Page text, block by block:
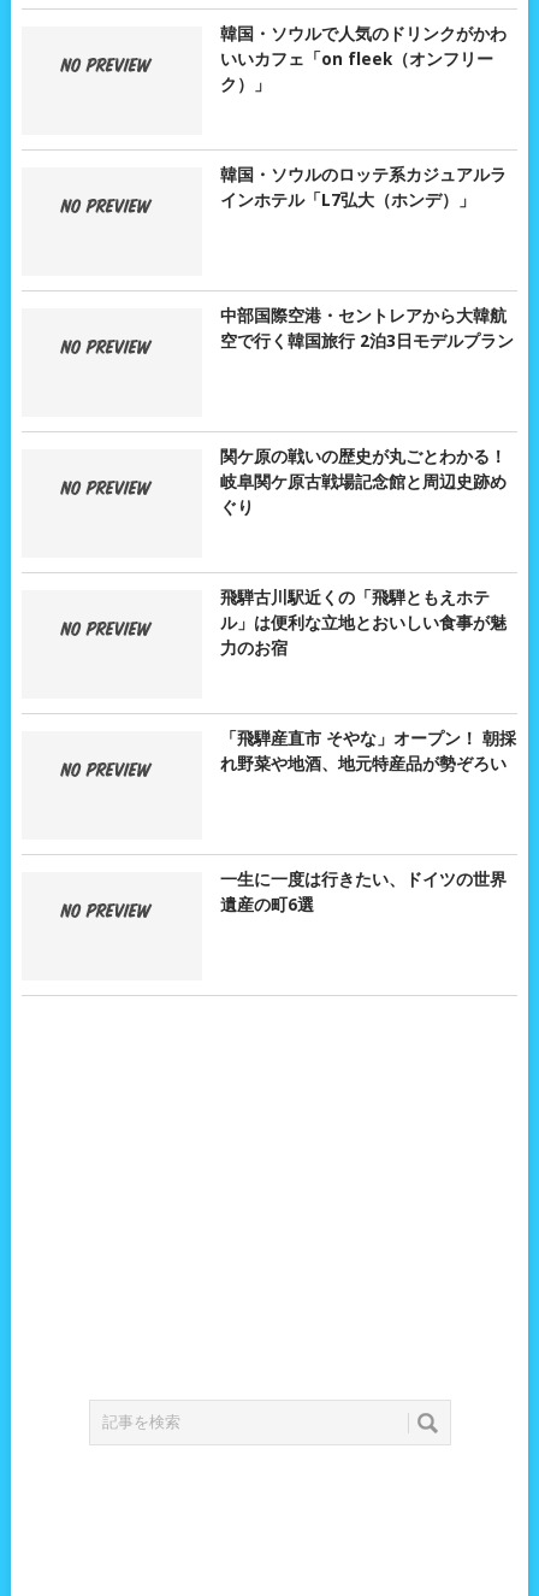
韓国・ソウルで人気のドリンクがかわ
いいカフェ「on fleek（オンフリー
ク）」
韓国・ソウルのロッテ系カジュアルラ
インホテル「L7弘大（ホンデ）」
中部国際空港・セントレアから大韓航
空で行く韓国旅行 2泊3日モデルプラン
関ケ原の戦いの歴史が丸ごとわかる！
岐阜関ケ原古戦場記念館と周辺史跡め
ぐり
飛騨古川駅近くの「飛騨ともえホテ
ル」は便利な立地とおいしい食事が魅
力のお宿
「飛騨産直市 そやな」オープン！ 朝採
れ野菜や地酒、地元特産品が勢ぞろい
一生に一度は行きたい、ドイツの世界
遺産の町6選